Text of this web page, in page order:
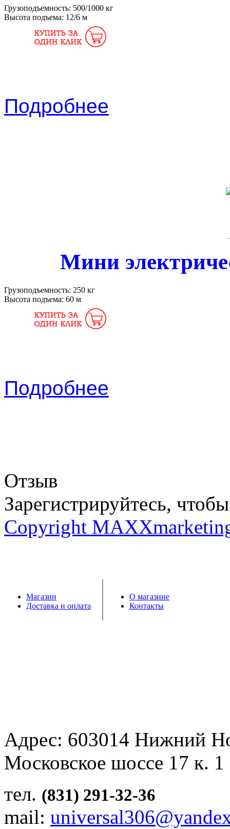
Грузоподъемность: 500/1000 кг
Высота подъема: 12/6 м
Подробнее
Мини
Грузоподъемность: 250 кг
Высота подъема: 60 м
Подробнее
Отзыв
Зарегистрируйтесь,
Copyright
Магазин
Доставка и оплата
О магазине
Контакты
Адрес: 603014 Нижний
Московское шоссе 17 к.
тел. (831) 291-32-36
mail: